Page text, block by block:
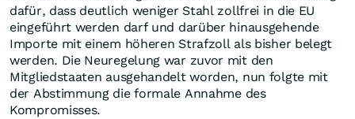
dafür, dass deutlich weniger Stahl zollfrei in die EU
eingeführt werden darf und darüber hinausgehende
Importe mit einem höheren Strafzoll als bisher belegt
werden. Die Neuregelung war zuvor mit den
Mitgliedstaaten ausgehandelt worden, nun folgte mit
der Abstimmung die formale Annahme des
Kompromisses.